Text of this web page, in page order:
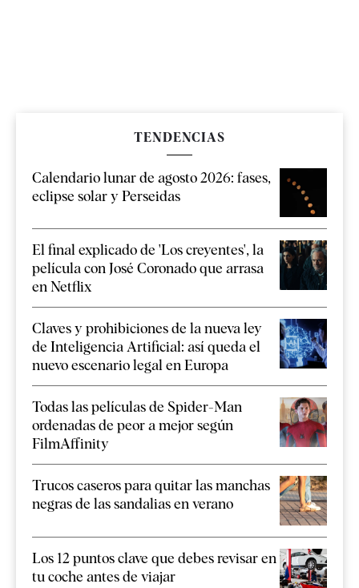
TENDENCIAS
Calendario lunar de agosto 2026: fases,
eclipse solar y Perseidas
El final explicado de 'Los creyentes', la
película con José Coronado que arrasa
en Netflix
Claves y prohibiciones de la nueva ley
de Inteligencia Artificial: así queda el
nuevo escenario legal en Europa
Todas las películas de Spider-Man
ordenadas de peor a mejor según
FilmAffinity
Trucos caseros para quitar las manchas
negras de las sandalias en verano
Los 12 puntos clave que debes revisar en
tu coche antes de viajar